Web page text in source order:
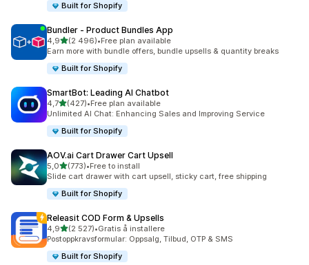
Built for Shopify
Bundler ‑ Product Bundles App
4,9av 5 stjerner
(2 496)
Totalt 2496 omtaler
•Free plan available
Earn more with bundle offers, bundle upsells & quantity breaks
Built for Shopify
SmartBot: Leading AI Chatbot
4,7av 5 stjerner
(427)
Totalt 427 omtaler
•Free plan available
Unlimited AI Chat: Enhancing Sales and Improving Service
Built for Shopify
AOV.ai Cart Drawer Cart Upsell
5,0av 5 stjerner
(773)
Totalt 773 omtaler
•Free to install
Slide cart drawer with cart upsell, sticky cart, free shipping
Built for Shopify
Releasit COD Form & Upsells
4,9av 5 stjerner
(2 527)
Totalt 2527 omtaler
•Gratis å installere
Postoppkravsformular: Oppsalg, Tilbud, OTP & SMS
Built for Shopify